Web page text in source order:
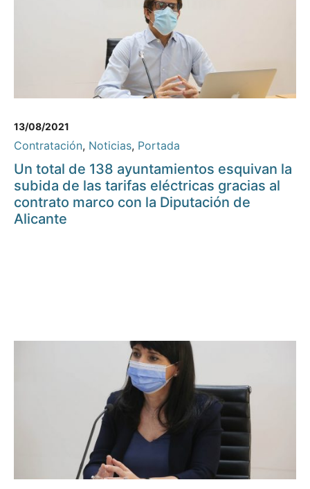
13/08/2021
Contratación, Noticias, Portada
Un total de 138 ayuntamientos esquivan la
subida de las tarifas eléctricas gracias al
contrato marco con la Diputación de
Alicante